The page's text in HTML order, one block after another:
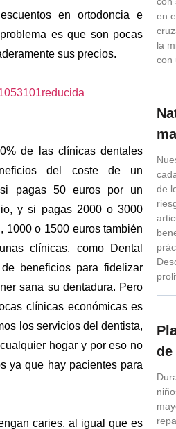
en ortodoncia e
es que son pocas
sus precios.
de las clínicas dentales
del coste de un
pagas 50 euros por un
y si pagas 2000 o 3000
1000 o 1500 euros también
clínicas, como Dental
beneficios para fidelizar
sana su dentadura. Pero
clínicas económicas es
los servicios del dentista,
hogar y por eso no
ya que hay pacientes para
caries, al igual que es
en
la
con
de
de